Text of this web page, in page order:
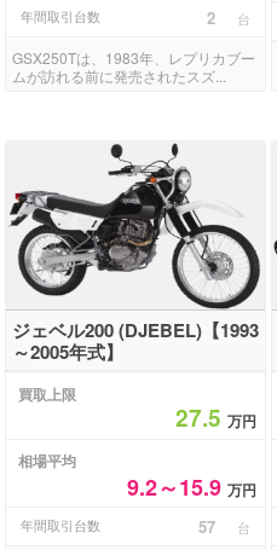
年間取引台数 2 台
GSX250Tは、1983年、レプリカブー
ムが訪れる前に発売されたスズ...
ジェベル200 (DJEBEL)【1993
～2005年式】
買取上限
27.5万円
相場平均
9.2～15.9万円
年間取引台数 57 台